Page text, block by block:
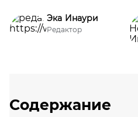
Эка Инаури
Редактор
Содержание